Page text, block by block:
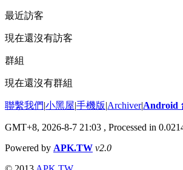
最近訪客
現在還沒有訪客
群組
現在還沒有群組
聯繫我們|小黑屋|手機版|Archiver|Android
GMT+8, 2026-8-7 21:03 , Processed in
Powered by APK.TW v2.0